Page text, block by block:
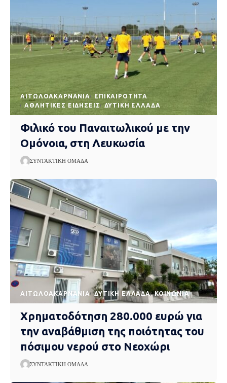
AΙΤΩΛΟΑΚΑΡΝΑΝΊΑ
EΠΙΚΑΙΡΌΤΗΤΑ
ΑΘΛΗΤΙΚΈΣ ΕΙΔΉΣΕΙΣ
ΔΥΤΙΚΉ ΕΛΛΆΔΑ
Φιλικό του Παναιτωλικού με την
Ομόνοια, στη Λευκωσία
ΣΥΝΤΑΚΤΙΚΉ ΟΜΆΔΑ
AΙΤΩΛΟΑΚΑΡΝΑΝΊΑ ΔΥΤΙΚΉ ΕΛΛΆΔΑ ΚΟΙΝΩΝΊΑ
Χρηματοδότηση 280.000 ευρώ για
την αναβάθμιση της ποιότητας του
πόσιμου νερού στο Νεοχώρι
ΣΥΝΤΑΚΤΙΚΉ ΟΜΆΔΑ